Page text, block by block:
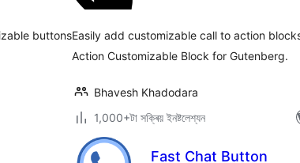
buttonsEasily add customizable call to action
Action Customizable Block for Gutenberg.
Bhavesh Khadodara
1,000+টা সক্ৰিয় ইনষ্টলেশ্যন
Fast Chat Button